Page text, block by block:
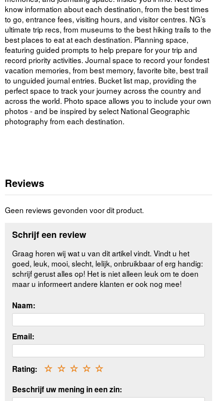
know information about each destination, from the best times
to go, entrance fees, visiting hours, and visitor centres. NG’s
ultimate trip recs, from museums to the best hiking trails to the
best places to eat at each destination. Planning space,
featuring guided prompts to help prepare for your trip and
record priority activities. Journal space to record your fondest
vacation memories, from best memory, favorite bite, best trail
to unguided journal entries. Bucket list map, providing the
perfect space to track your journey across the country and
across the world. Photo space allows you to include your own
photos - and be inspired by select National Geographic
photography from each destination.
Reviews
Geen reviews gevonden voor dit product.
Schrijf een review
Graag horen wij wat u van dit artikel vindt. Vindt u het
goed, leuk, mooi, slecht, lelijk, onbruikbaar of erg handig:
schrijf gerust alles op! Het is niet alleen leuk om te doen
maar u informeert andere klanten er ook nog mee!
Naam:
Email:
Rating: ☆
☆
☆
☆
☆
Beschrijf uw mening in een zin: